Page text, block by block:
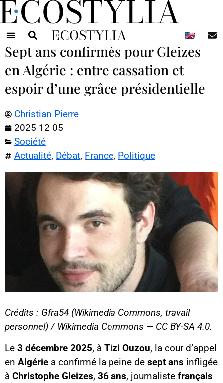
Sept ans confirmés pour Gleizes
en Algérie : entre cassation et
espoir d’une grâce présidentielle
Christian Pierre
2025-12-05
Société
Actualité, Débat, France, Politique
Crédits : Gfra54 (Wikimedia Commons, travail
personnel) / Wikimedia Commons — CC BY-SA 4.0.
Le 3 décembre 2025, à Tizi Ouzou, la cour d’appel
en Algérie a confirmé la peine de sept ans infligée
à Christophe Gleizes, 36 ans, journaliste français